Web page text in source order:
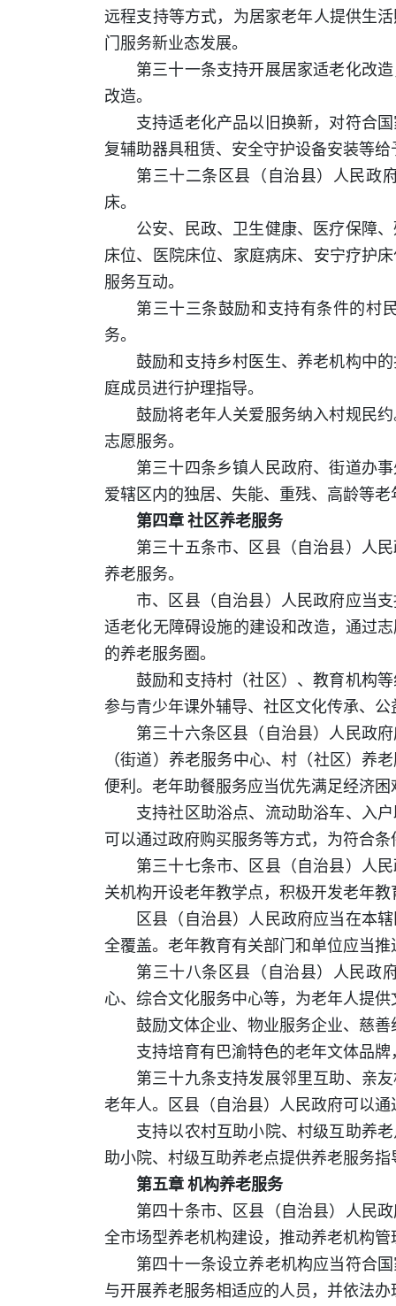
远程支持等方式，为居家老年人提供生
门服务新业态发展。
第三十一条支持开展居家适老化改
改造。
支持适老化产品以旧换新，对符合
复辅助器具租赁、安全守护设备安装等
第三十二条区县（自治县）人民政
床。
公安、民政、卫生健康、医疗保障
床位、医院床位、家庭病床、安宁疗护
服务互动。
第三十三条鼓励和支持有条件的村
务。
鼓励和支持乡村医生、养老机构中
庭成员进行护理指导。
鼓励将老年人关爱服务纳入村规民
志愿服务。
第三十四条乡镇人民政府、街道办
爱辖区内的独居、失能、重残、高龄等
第四章 社区养老服务
第三十五条市、区县（自治县）人
养老服务。
市、区县（自治县）人民政府应当
适老化无障碍设施的建设和改造，通过
的养老服务圈。
鼓励和支持村（社区）、教育机构
参与青少年课外辅导、社区文化传承、
第三十六条区县（自治县）人民政
（街道）养老服务中心、村（社区）养
便利。老年助餐服务应当优先满足经济
支持社区助浴点、流动助浴车、入
可以通过政府购买服务等方式，为符合
第三十七条市、区县（自治县）人
关机构开设老年教学点，积极开发老年
区县（自治县）人民政府应当在本
全覆盖。老年教育有关部门和单位应当
第三十八条区县（自治县）人民政
心、综合文化服务中心等，为老年人提
鼓励文体企业、物业服务企业、慈
支持培育有巴渝特色的老年文体品
第三十九条支持发展邻里互助、亲
老年人。区县（自治县）人民政府可以
支持以农村互助小院、村级互助养
助小院、村级互助养老点提供养老服务指
第五章 机构养老服务
第四十条市、区县（自治县）人民
全市场型养老机构建设，推动养老机构
第四十一条设立养老机构应当符合
与开展养老服务相适应的人员，并依法